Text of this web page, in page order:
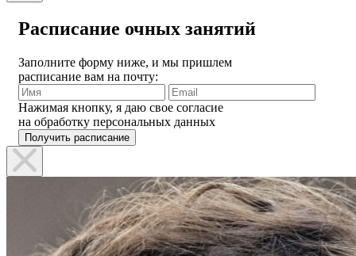
Расписание очных занятий
Заполните форму ниже, и мы пришлем
расписание вам на почту:
Нажимая кнопку, я даю свое согласие
на обработку персональных данных